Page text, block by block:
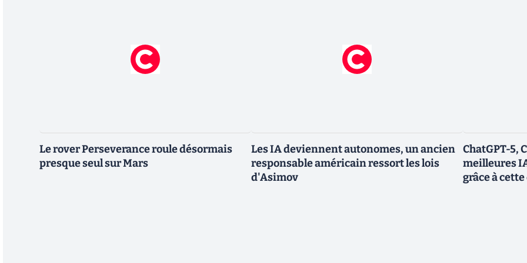
Le rover Perseverance roule désormais
presque seul sur Mars
Les IA deviennent autonomes, un ancien
responsable américain ressort les lois
d'Asimov
ChatGPT-5,
meilleures
grâce à